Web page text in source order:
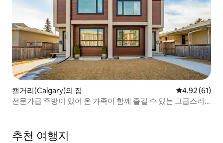
캘거리(Calgary)의 집 평점 4.92점
4.92 (61)
전문가급 주방이 있어 온 가족이 함께 즐길 수 있는 고급스러
추천 여행지